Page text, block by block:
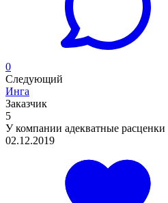
0
Следующий
Инга
Заказчик
5
У компании адекватные
02.12.2019